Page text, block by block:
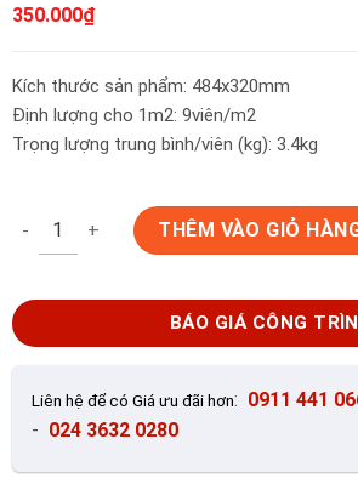
350.000₫
Kích thước sản phẩm: 484x320mm
Định lượng cho 1m2: 9viên/m2
Trọng lượng trung bình/viên (kg): 3.4kg
Ngói màu phẳng Fuji M4 Forest Green số
THÊM VÀO GIỎ
BÁO GIÁ CÔNG
Liên hệ để có Giá ưu đãi hơn: 0911 441
- 024 3632 0280